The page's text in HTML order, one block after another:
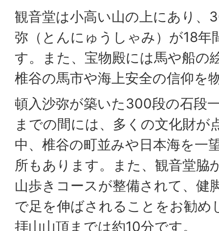
観音堂は小高い山の上にあり、
弥（とんにゅうしゃみ）が18年
す。また、宝物殿には馬や船の
椎谷の馬市や海上安全の信仰を
頓入沙弥が築いた300段の石段
までの間には、多くの文化財が
中、椎谷の町並みや日本海を一
所もあります。また、観音堂脇
山歩きコースが整備されて、健
で足を伸ばされることをお勧め
拝山山頂までは約10分です。